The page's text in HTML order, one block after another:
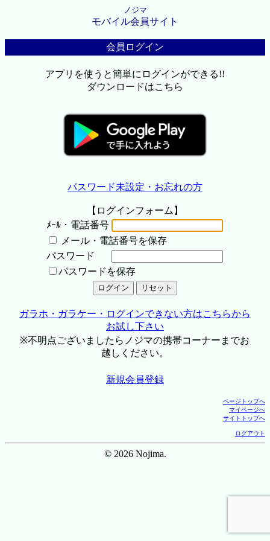
ノジマ
モバイル会員サイト
会員ログイン
アプリを使うと簡単にログインができる!!
ダウンロードはこちら
パスワード未設定・お忘れの方
【ログインフォーム】
ﾒｰﾙ・電話番号
メール・電話番号を保存
パスワード
パスワードを保存
ガラホ・ガラケー・ログインできない方はこちらから
お試し下さい
※不明点ございましたらノジマの携帯コーナーまでお
越しください。
新規会員登録
ページトップへ
マイページへ
サイトトップへ
ログアウト
© 2026 Nojima.